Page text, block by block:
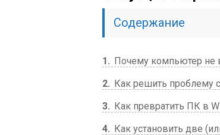
Содержание
1
Почему компьютер не
2
Как решить проблему
3
Как превратить ПК в
4
Как установить две